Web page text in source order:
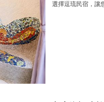
選擇逗琉民宿，讓